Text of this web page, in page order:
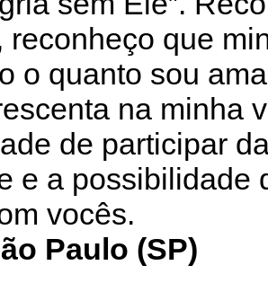
reconheço que
o quanto sou
na minha
de participar
e a possibilidade
vocês.
Paulo (SP)